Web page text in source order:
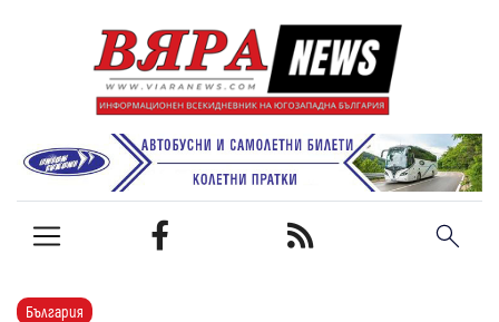
България